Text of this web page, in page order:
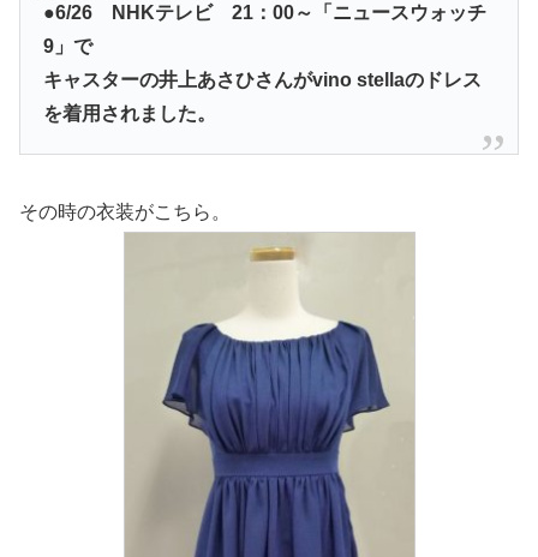
●6/26 NHKテレビ 21：00～「ニュースウォッチ
9」で
キャスターの井上あさひさんがvino stellaのドレス
を着用されました。
その時の衣装がこちら。